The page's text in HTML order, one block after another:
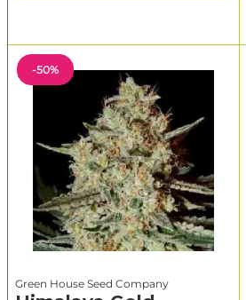
-50%
Green House Seed Company